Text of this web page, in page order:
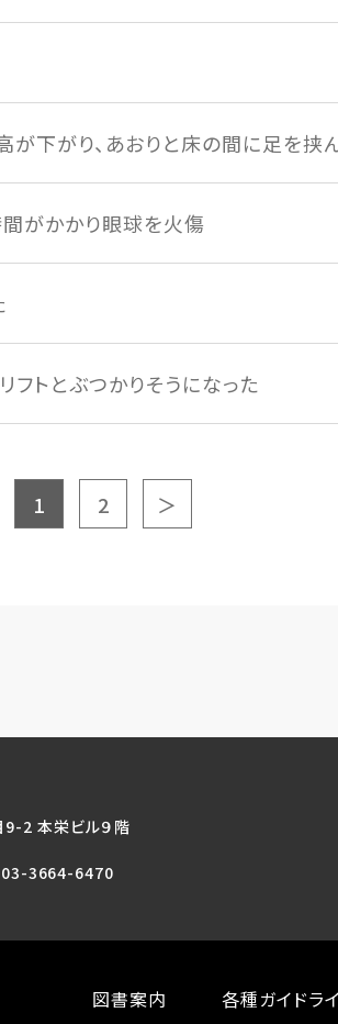
が下がり、あおりと床の間に足を挟
がかかり眼球を火傷
トとぶつかりそうになった
1 2 ＞
2 本栄ビル９階
3664-6470
図書案内 各種ガイドラ